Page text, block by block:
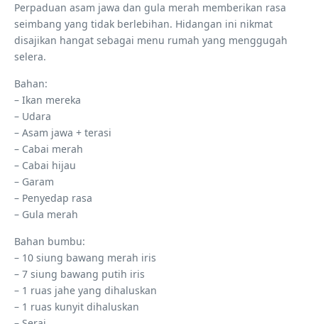
Perpaduan asam jawa dan gula merah memberikan rasa
seimbang yang tidak berlebihan. Hidangan ini nikmat
disajikan hangat sebagai menu rumah yang menggugah
selera.
Bahan:
– Ikan mereka
– Udara
– Asam jawa + terasi
– Cabai merah
– Cabai hijau
– Garam
– Penyedap rasa
– Gula merah
Bahan bumbu:
– 10 siung bawang merah iris
– 7 siung bawang putih iris
– 1 ruas jahe yang dihaluskan
– 1 ruas kunyit dihaluskan